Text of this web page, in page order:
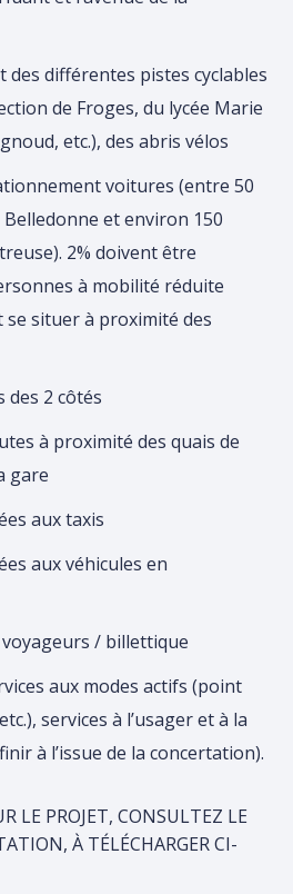
des différentes pistes cyclables
de Froges, du lycée Marie
etc.), des abris vélos
voitures (entre 50
et environ 150
2% doivent être
à mobilité réduite
se situer à proximité des
des 2 côtés
à proximité des quais de
gare
aux taxis
aux véhicules en
/ billettique
aux modes actifs (point
services à l’usager et à la
à l’issue de la concertation).
LE PROJET, CONSULTEZ LE
À TÉLÉCHARGER CI-